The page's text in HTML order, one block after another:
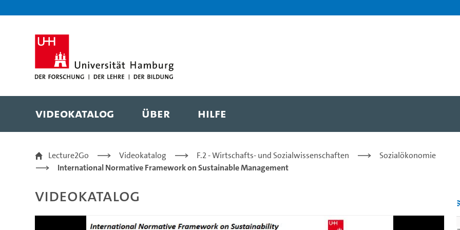
Videokatalog Über Hilfe
Sustainability_Nowrot_1 - Prof. Dr. Karsten
Lecture2Go Videokatalog F.2 - Wirtschafts- und Sozialwissenschaften
Sozialökonomie
International Normative Framework on Sustainable Management
Videokatalog